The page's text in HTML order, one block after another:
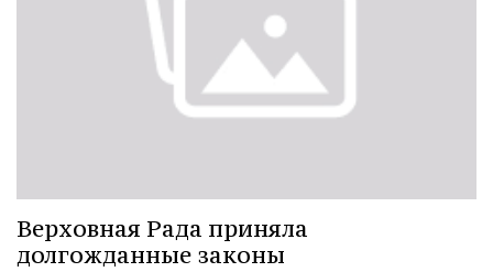
Верховная Рада приняла
долгожданные законы